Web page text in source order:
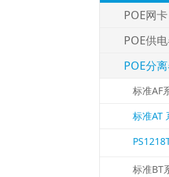
POE网卡
POE供
POE分
标准AF
标准AT
标准BT